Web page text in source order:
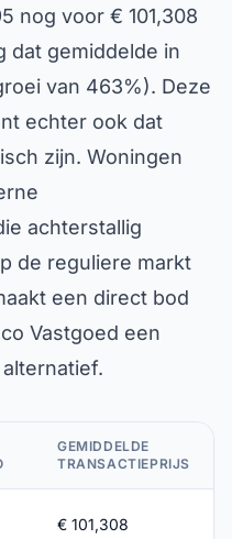
nog voor € 101,308
dat gemiddelde in
van 463%). Deze
echter ook dat
zijn. Woningen
achterstallig
de reguliere markt
een direct bod
Vastgoed een
GEMIDDELDE
TRANSACTIEPRIJS
€ 101,308